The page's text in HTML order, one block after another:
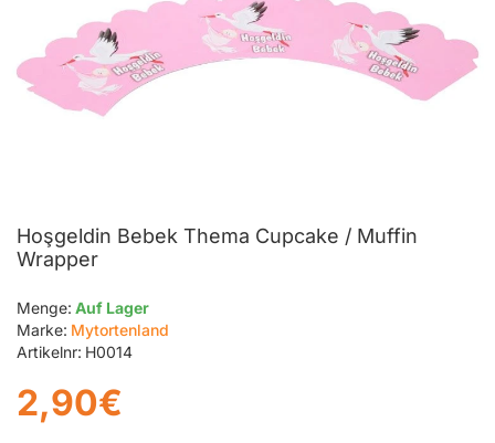
Hoşgeldin Bebek Thema Cupcake / Muffin
Wrapper
Menge: Auf Lager
Marke: Mytortenland
Artikelnr: H0014
2,90€